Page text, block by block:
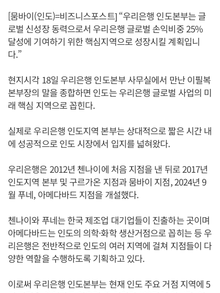
[뭄바이(인도)=비즈니스포스트] “우리은행 인도본부는 글
로벌 신성장 동력으로서 우리은행 글로벌 손익비중 25%
달성에 기여하기 위한 핵심지역으로 성장시킬 계획입니
다.”
현지시각 18일 우리은행 인도본부 사무실에서 만난 이필복
본부장의 말을 종합하면 인도는 우리은행 글로벌 사업의 미
래 핵심 지역으로 꼽힌다.
실제로 우리은행 인도지역 본부는 상대적으로 짧은 시간 내
에 성공적으로 인도 시장에서 입지를 넓혀왔다.
우리은행은 2012년 첸나이에 처음 지점을 낸 뒤로 2017년
인도지역 본부 및 구르가온 지점과 뭄바이 지점, 2024년 9
월 푸네, 아메다바드 지점을 개설했다.
첸나이와 푸네는 한국 제조업 대기업들이 진출하는 곳이며
아메다바드는 인도의 의학·화학 생산거점으로 꼽히는 등 우
리은행은 전반적으로 인도의 여러 지역에 걸쳐 지점들이 다
양한 역할을 수행하도록 기획하고 있다.
이로써 우리은행 인도본부는 현재 인도 주요 거점 지역에 5